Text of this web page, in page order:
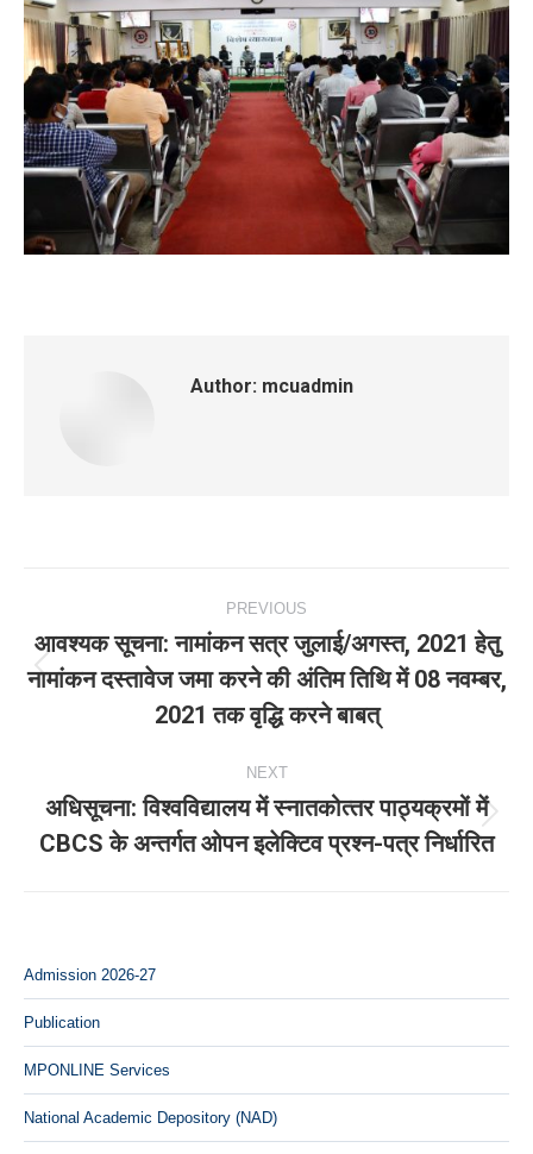
Author: mcuadmin
navigation
PREVIOUS
Previous
post:
आवश्‍यक सूचना: नामांकन सत्र जुलाई/अगस्‍त, 2021 हेतु
नामांकन दस्‍तावेज जमा करने की अंतिम तिथि में 08 नवम्‍बर,
2021 तक वृद्धि करने बाबत्
NEXT
Next
post:
अधिसूचना: विश्‍वविद्यालय में स्‍नातकोत्‍तर पाठ्यक्रमों में
CBCS के अन्‍तर्गत ओपन इलेक्टिव प्रश्‍न-पत्र निर्धारित
Admission 2026-27
Publication
MPONLINE Services
National Academic Depository (NAD)